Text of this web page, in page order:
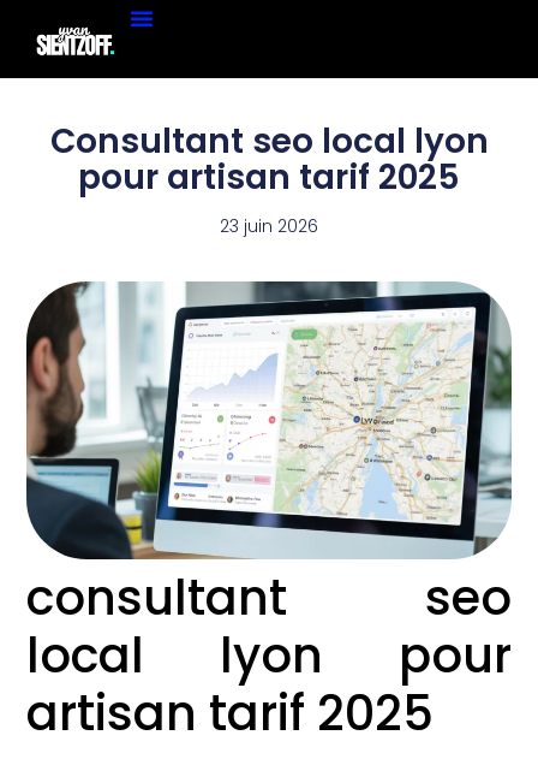
Consultant seo local lyon
pour artisan tarif 2025
23 juin 2026
consultant seo
local lyon pour
artisan tarif 2025